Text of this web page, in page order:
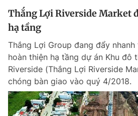
Thắng Lợi Riverside Market
hạ tầng
Thắng Lợi Group đang đẩy
hoàn thiện hạ tầng dự án Khu đô
Riverside (Thắng Lợi Riverside
chóng bàn giao vào quý 4/2018.